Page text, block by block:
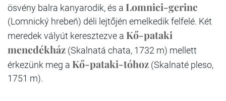
ösvény balra kanyarodik, és a Lomnici-gerinc
(Lomnický hrebeň) déli lejtőjén emelkedik felfelé. Két
meredek vályút keresztezve a Kő-pataki
menedékház (Skalnatá chata, 1732 m) mellett
érkezünk meg a Kő-pataki-tóhoz (Skalnaté pleso,
1751 m).